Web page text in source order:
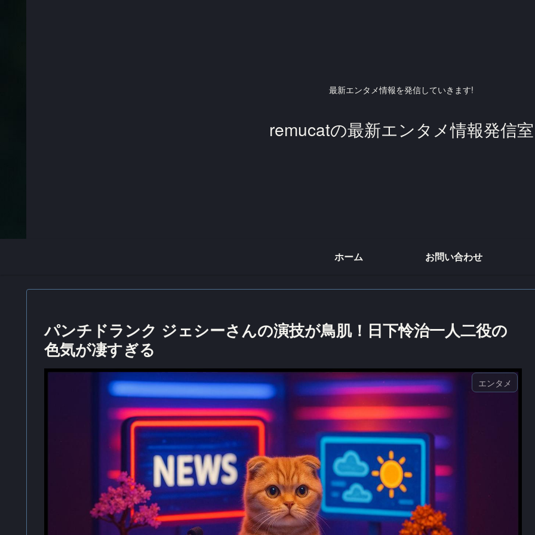
最新エンタメ情報を発信していきます!
remucatの最新エンタメ情報発信室
ホーム お問い合わせ
パンチドランク ジェシーさんの演技が鳥肌！日下怜治一人二役の
色気が凄すぎる
エンタメ